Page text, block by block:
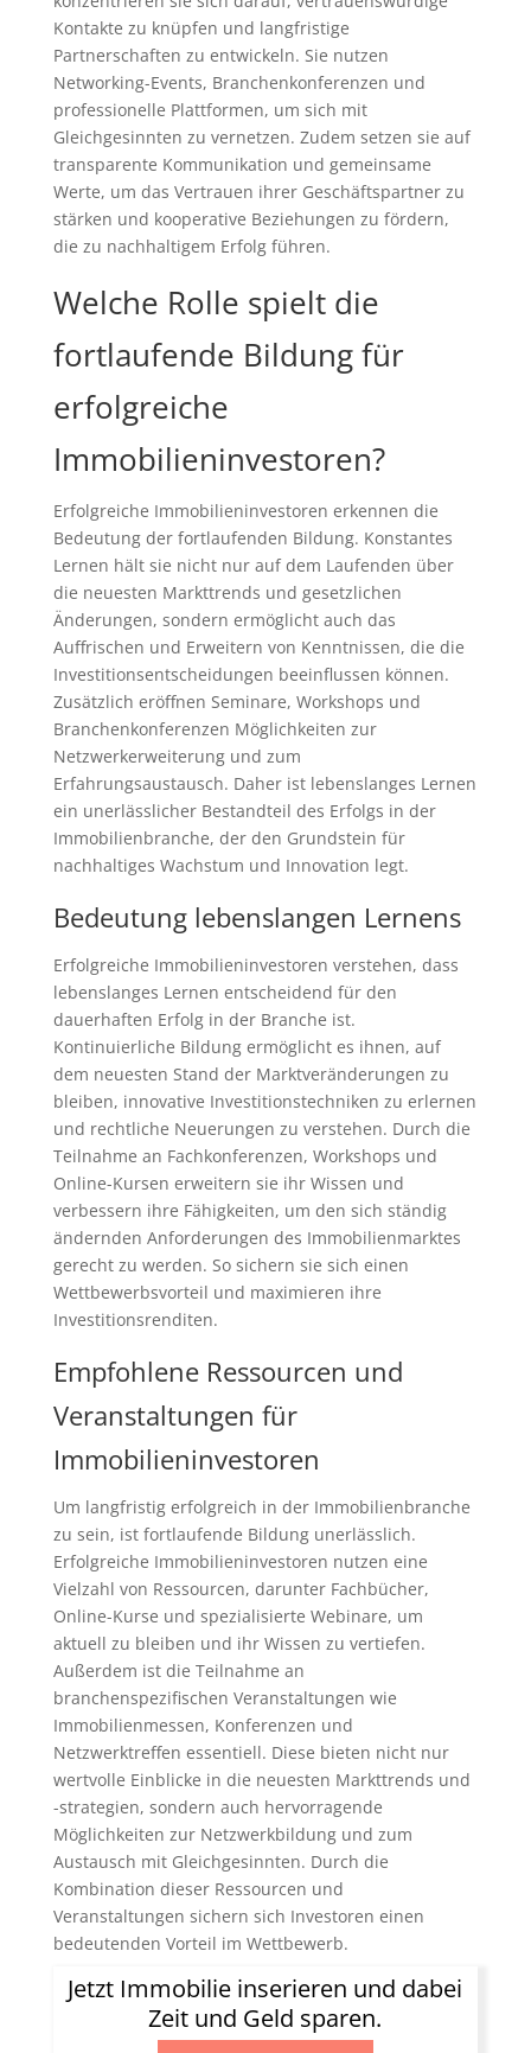
Kontakte zu knüpfen und langfristige
Partnerschaften zu entwickeln. Sie nutzen
Networking-Events, Branchenkonferenzen und
professionelle Plattformen, um sich mit
Gleichgesinnten zu vernetzen. Zudem setzen sie auf
transparente Kommunikation und gemeinsame
Werte, um das Vertrauen ihrer Geschäftspartner zu
stärken und kooperative Beziehungen zu fördern,
die zu nachhaltigem Erfolg führen.
Welche Rolle spielt die
fortlaufende Bildung für
erfolgreiche
Immobilieninvestoren?
Erfolgreiche Immobilieninvestoren erkennen die
Bedeutung der fortlaufenden Bildung. Konstantes
Lernen hält sie nicht nur auf dem Laufenden über
die neuesten Markttrends und gesetzlichen
Änderungen, sondern ermöglicht auch das
Auffrischen und Erweitern von Kenntnissen, die die
Investitionsentscheidungen beeinflussen können.
Zusätzlich eröffnen Seminare, Workshops und
Branchenkonferenzen Möglichkeiten zur
Netzwerkerweiterung und zum
Erfahrungsaustausch. Daher ist lebenslanges Lernen
ein unerlässlicher Bestandteil des Erfolgs in der
Immobilienbranche, der den Grundstein für
nachhaltiges Wachstum und Innovation legt.
Bedeutung lebenslangen Lernens
Erfolgreiche Immobilieninvestoren verstehen, dass
lebenslanges Lernen entscheidend für den
dauerhaften Erfolg in der Branche ist.
Kontinuierliche Bildung ermöglicht es ihnen, auf
dem neuesten Stand der Marktveränderungen zu
bleiben, innovative Investitionstechniken zu erlernen
und rechtliche Neuerungen zu verstehen. Durch die
Teilnahme an Fachkonferenzen, Workshops und
Online-Kursen erweitern sie ihr Wissen und
verbessern ihre Fähigkeiten, um den sich ständig
ändernden Anforderungen des Immobilienmarktes
gerecht zu werden. So sichern sie sich einen
Wettbewerbsvorteil und maximieren ihre
Investitionsrenditen.
Empfohlene Ressourcen und
Veranstaltungen für
Immobilieninvestoren
Um langfristig erfolgreich in der Immobilienbranche
zu sein, ist fortlaufende Bildung unerlässlich.
Erfolgreiche Immobilieninvestoren nutzen eine
Vielzahl von Ressourcen, darunter Fachbücher,
Online-Kurse und spezialisierte Webinare, um
aktuell zu bleiben und ihr Wissen zu vertiefen.
Außerdem ist die Teilnahme an
branchenspezifischen Veranstaltungen wie
Immobilienmessen, Konferenzen und
Netzwerktreffen essentiell. Diese bieten nicht nur
wertvolle Einblicke in die neuesten Markttrends und
-strategien, sondern auch hervorragende
Möglichkeiten zur Netzwerkbildung und zum
Austausch mit Gleichgesinnten. Durch die
Kombination dieser Ressourcen und
Veranstaltungen sichern sich Investoren einen
bedeutenden Vorteil im Wettbewerb.
Jetzt Immobilie inserieren und dabei
Zeit und Geld sparen.